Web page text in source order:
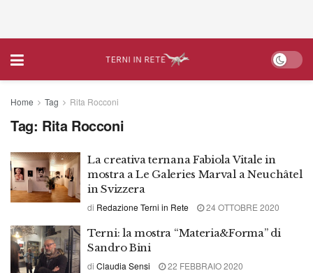
Home Tag Rita Rocconi
Tag: Rita Rocconi
La creativa ternana Fabiola Vitale in
mostra a Le Galeries Marval a Neuchâtel
in Svizzera
di Redazione Terni in Rete 24 OTTOBRE 2020
Terni: la mostra “Materia&Forma” di
Sandro Bini
di Claudia Sensi 22 FEBBRAIO 2020